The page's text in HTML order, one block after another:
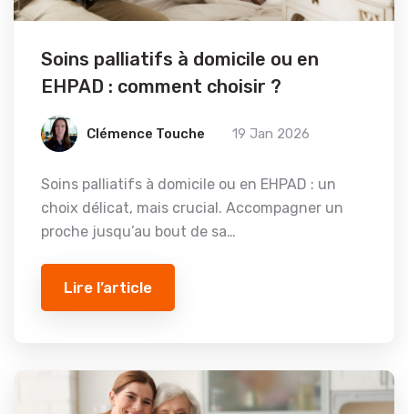
Soins palliatifs à domicile ou en
EHPAD : comment choisir ?
Clémence Touche 19 Jan 2026
Soins palliatifs à domicile ou en EHPAD : un
choix délicat, mais crucial. Accompagner un
proche jusqu’au bout de sa…
Lire l’article